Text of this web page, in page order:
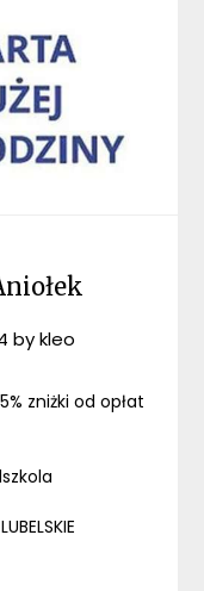
bykleo
zniżki od opłat